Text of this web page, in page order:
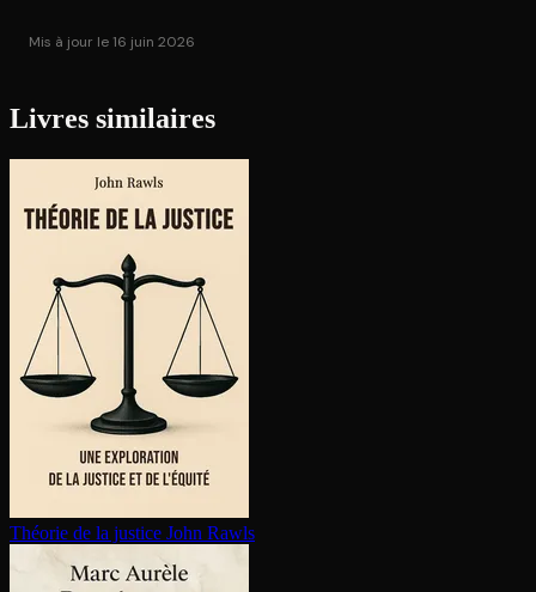
Mis à jour le 16 juin 2026
Livres similaires
Théorie de la justice John Rawls